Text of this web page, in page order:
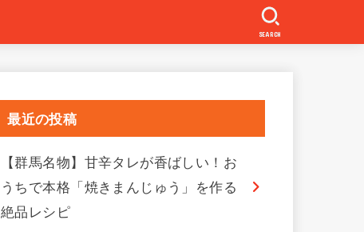
SEARCH
最近の投稿
【群馬名物】甘辛タレが香ばしい！お
うちで本格「焼きまんじゅう」を作る
絶品レシピ